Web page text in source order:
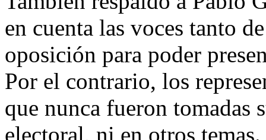
en cuenta las voces tanto
oposición para poder
Por el contrario, los
que nunca fueron tomadas
electoral, ni en otros temas.